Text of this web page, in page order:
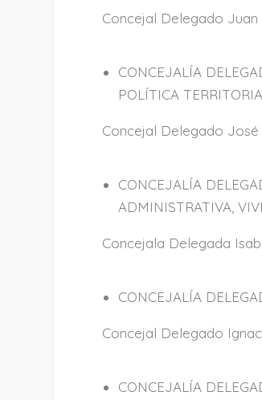
Concejal Delegado
CONCEJALÍA
POLÍTICA
Concejal Delegado José
CONCEJALÍA
ADMINISTRATIVA,
Concejala Delegada
CONCEJALÍA
Concejal Delegado
CONCEJALÍA